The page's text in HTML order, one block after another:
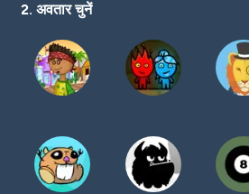
2. अवतार चुनें